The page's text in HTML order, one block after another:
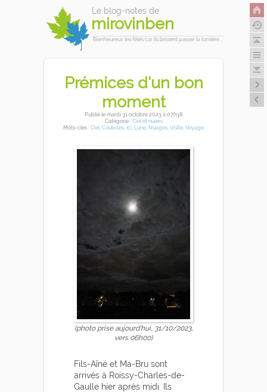
Le blog-notes de
mirovinben
Bienheureux les fêlés car ils laissent passer la lumière...
Prémices d'un bon
moment
Publiéle mardi 31 octobre 2023à 07h38
Catégorie : Ciel et nuées
Mots-clés : Ciel Coulisses Ici Lune Nuages Visite Voyage
(photo prise aujourd'hui, 31/10/2023,
vers 06h00)
Fils-Aîné et Ma-Bru sont
arrivés à Roissy-Charles-de-
Gaulle hier après midi. Ils